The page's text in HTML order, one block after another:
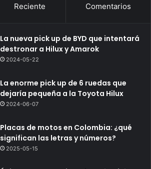
Reciente Comentarios
La nueva pick up de BYD que intentará
destronar a Hilux y Amarok
2024-05-22
La enorme pick up de 6 ruedas que
dejaría pequeña a la Toyota Hilux
2024-06-07
Placas de motos en Colombia: ¿qué
significan las letras y números?
2025-05-15